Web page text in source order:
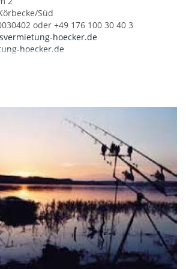
Süd
oder +49 176 100 30 40 3
hoecker.de
hoecker.de
(außer an Feiertagen)
yachtschule.de